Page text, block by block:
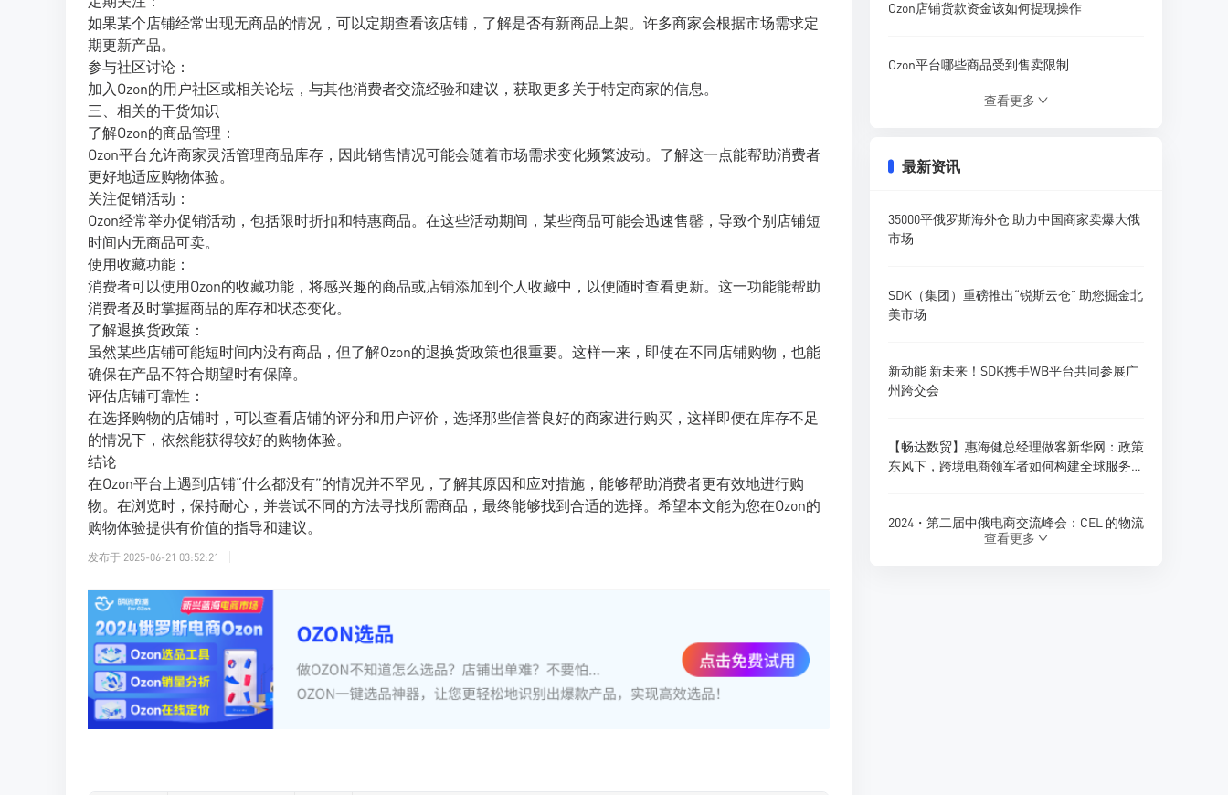
如果某个店铺经常出现无商品的情况，可以定期查看该店铺，了解是否有新商品上架。许多商家会根据市场需求定
期更新产品。
参与社区讨论：
加入Ozon的用户社区或相关论坛，与其他消费者交流经验和建议，获取更多关于特定商家的信息。
三、相关的干货知识
了解Ozon的商品管理：
Ozon平台允许商家灵活管理商品库存，因此销售情况可能会随着市场需求变化频繁波动。了解这一点能帮助消费者
更好地适应购物体验。
关注促销活动：
Ozon经常举办促销活动，包括限时折扣和特惠商品。在这些活动期间，某些商品可能会迅速售罄，导致个别店铺短
时间内无商品可卖。
使用收藏功能：
消费者可以使用Ozon的收藏功能，将感兴趣的商品或店铺添加到个人收藏中，以便随时查看更新。这一功能能帮助
消费者及时掌握商品的库存和状态变化。
了解退换货政策：
虽然某些店铺可能短时间内没有商品，但了解Ozon的退换货政策也很重要。这样一来，即使在不同店铺购物，也能
确保在产品不符合期望时有保障。
评估店铺可靠性：
在选择购物的店铺时，可以查看店铺的评分和用户评价，选择那些信誉良好的商家进行购买，这样即便在库存不足
的情况下，依然能获得较好的购物体验。
结论
在Ozon平台上遇到店铺“什么都没有”的情况并不罕见，了解其原因和应对措施，能够帮助消费者更有效地进行购
物。在浏览时，保持耐心，并尝试不同的方法寻找所需商品，最终能够找到合适的选择。希望本文能为您在Ozon的
购物体验提供有价值的指导和建议。
发布于 2025-06-21 03:52:21
Ozon店铺货款资金该如何提现操作
Ozon平台哪些商品受到售卖限制
Ozon跨境发货挑选什么物流渠道更好
Ozon开店优先选择哪一种配送方式
在Ozon售卖假货被抓到有什么后果
查看更多
最新资讯
35000平俄罗斯海外仓 助力中国商家卖爆大俄
市场
SDK（集团）重磅推出“锐斯云仓” 助您掘金北
美市场
新动能 新未来！SDK携手WB平台共同参展广
州跨交会
【畅达数贸】惠海健总经理做客新华网：政策
东风下，跨境电商领军者如何构建全球服务新
2024・第二届中俄电商交流峰会：CEL 的物流
创新与跨境电商新展望
查看更多